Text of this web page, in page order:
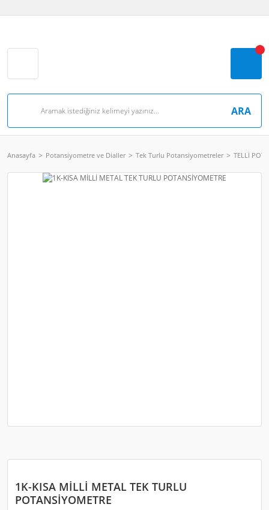
ARA
Anasayfa Potansiyometre ve Dialler Tek Turlu Potansiyometreler TELLİ
1K-KISA MİLLİ METAL TEK TURLU
POTANSİYOMETRE